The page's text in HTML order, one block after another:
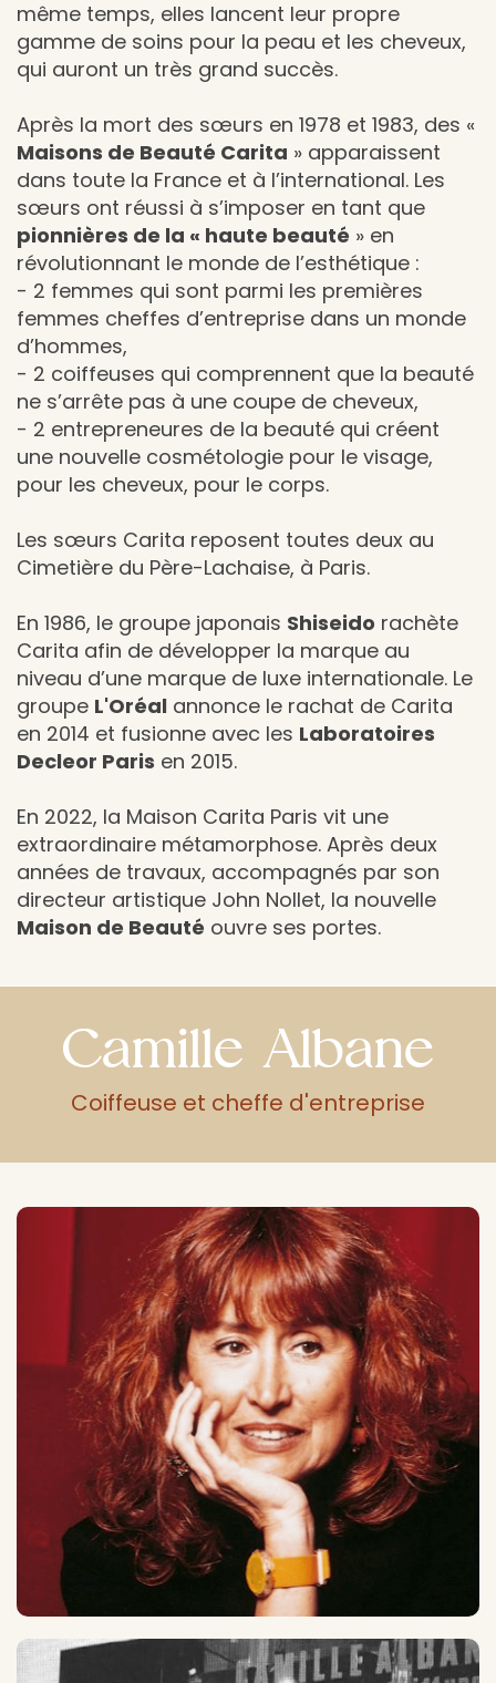
même temps, elles lancent leur propre
gamme de soins pour la peau et les cheveux,
qui auront un très grand succès.
Après la mort des sœurs en 1978 et 1983, des «
Maisons de Beauté Carita » apparaissent
dans toute la France et à l’international. Les
sœurs ont réussi à s’imposer en tant que
pionnières de la « haute beauté » en
révolutionnant le monde de l’esthétique :
- 2 femmes qui sont parmi les premières
femmes cheffes d’entreprise dans un monde
d’hommes,
- 2 coiffeuses qui comprennent que la beauté
ne s’arrête pas à une coupe de cheveux,
- 2 entrepreneures de la beauté qui créent
une nouvelle cosmétologie pour le visage,
pour les cheveux, pour le corps.
Les sœurs Carita reposent toutes deux au
Cimetière du Père-Lachaise, à Paris.
En 1986, le groupe japonais Shiseido rachète
Carita afin de développer la marque au
niveau d’une marque de luxe internationale. Le
groupe L'Oréal annonce le rachat de Carita
en 2014 et fusionne avec les Laboratoires
Decleor Paris en 2015.
En 2022, la Maison Carita Paris vit une
extraordinaire métamorphose. Après deux
années de travaux, accompagnés par son
directeur artistique John Nollet, la nouvelle
Maison de Beauté ouvre ses portes.
Camille Albane
Coiffeuse et cheffe d'entreprise